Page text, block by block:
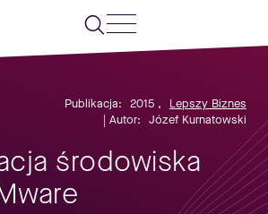
Publikacja: 2015 ,
Lepszy Biznes
| Autor: Józef Kurnatowski
środowiska